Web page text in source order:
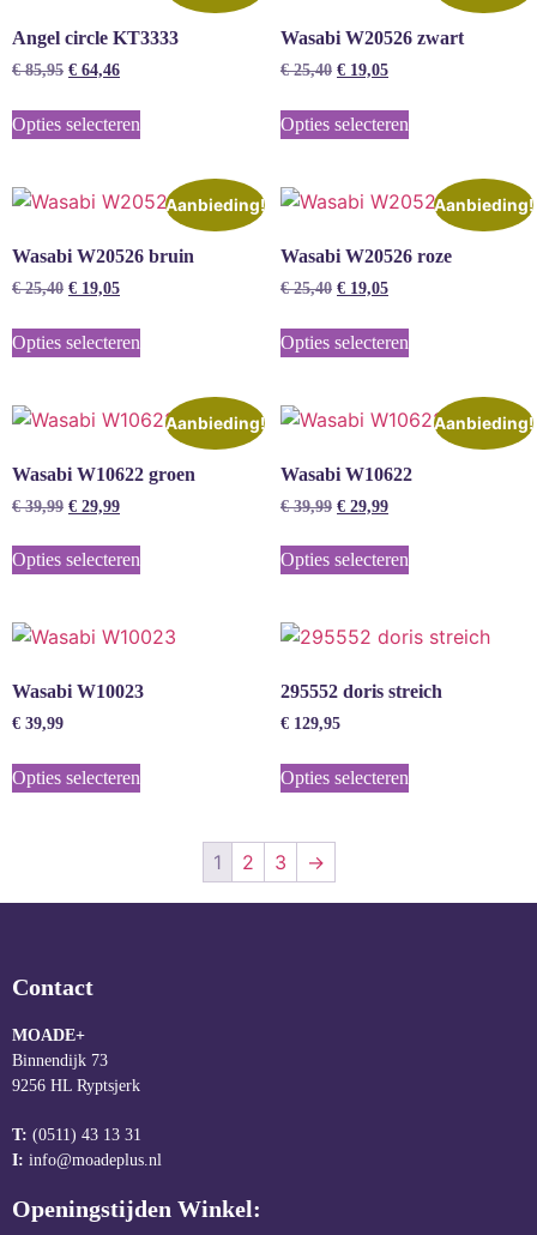
Angel circle KT3333
€85,95 € 64,46
Opties selecteren
Wasabi W20526 zwart
€25,40 € 19,05
Opties selecteren
Aanbieding!
Wasabi W20526 bruin
€25,40 € 19,05
Opties selecteren
Aanbieding!
Wasabi W20526 roze
€25,40 € 19,05
Opties selecteren
Aanbieding!
Wasabi W10622 groen
€39,99 € 29,99
Opties selecteren
Aanbieding!
Wasabi W10622
€39,99 € 29,99
Opties selecteren
Wasabi W10023
€ 39,99
Opties selecteren
295552 doris streich
€ 129,95
Opties selecteren
1 2 3 →
Contact
MOADE+
Binnendijk 73
9256 HL Ryptsjerk
T: (0511) 43 13 31
I: info@moadeplus.nl
Openingstijden Winkel: